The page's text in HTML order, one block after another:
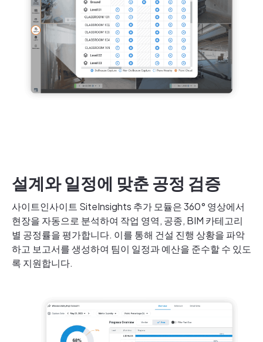
설계와 일정에 맞춘 공정 검증
사이트인사이트 SiteInsights 추가 모듈은 360° 영상에서
현장을 자동으로 분석하여 작업 영역, 공종, BIM 카테고리
별 공정률을 평가합니다. 이를 통해 건설 진행 상황을 파악
하고 보고서를 생성하여 팀이 일정과 예산을 준수할 수 있도
록 지원합니다.